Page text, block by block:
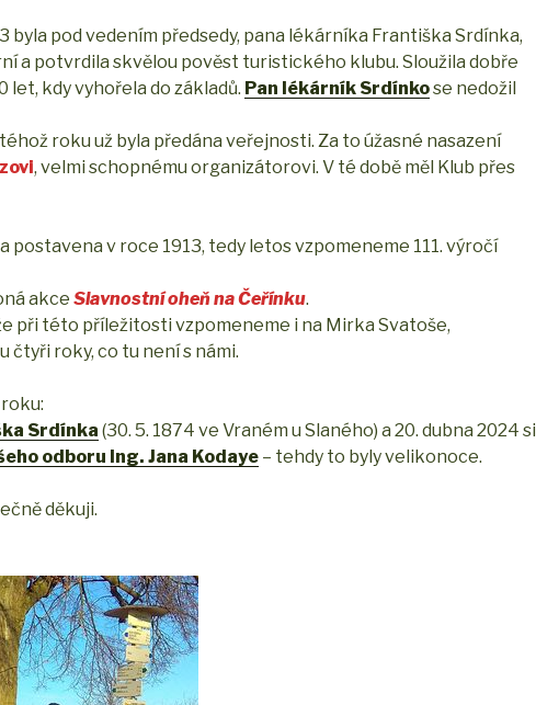
pod vedením předsedy, pana lékárníka Františka Srdínka,
a potvrdila skvělou pověst turistického klubu. Sloužila dobře
let, kdy vyhořela do základů. Pan lékárník Srdínkose nedožil
roku už byla předána veřejnosti. Za to úžasné nasazení
, velmi schopnému organizátorovi. V té době měl Klub přes
postavena v roce 1913, tedy letos vzpomeneme 111. výročí
akce Slavnostní oheň na Čeřínku.
při této příležitosti vzpomeneme i na Mirka Svatoše,
roky, co tu není s námi.
Srdínka (30. 5. 1874 ve Vraném u Slaného) a 20. dubna 2024 si
odboru Ing. Jana Kodaye – tehdy to byly velikonoce.
děkuji.